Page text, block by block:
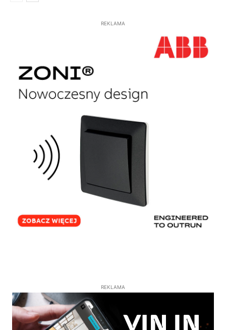
REKLAMA
REKLAMA